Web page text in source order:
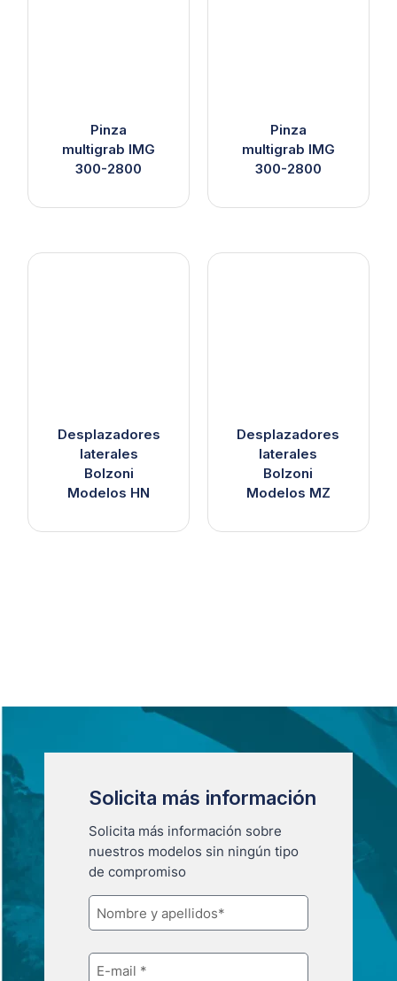
Pinza
multigrab IMG
300-2800
Pinza
multigrab IMG
300-2800
Desplazadores
laterales
Bolzoni
Modelos HN
Desplazadores
laterales
Bolzoni
Modelos MZ
Solicita más información
Solicita más información sobre
nuestros modelos sin ningún tipo
de compromiso